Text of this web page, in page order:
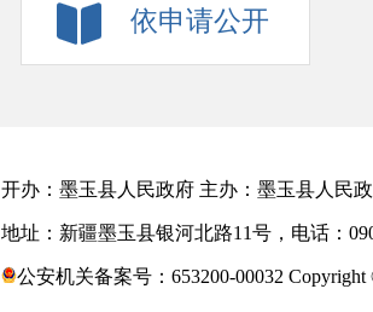
依申请公开
开办：墨玉县人民政府 主办：墨玉县人民
地址：新疆墨玉县银河北路11号，电话：
公安机关备案号：653200-00032